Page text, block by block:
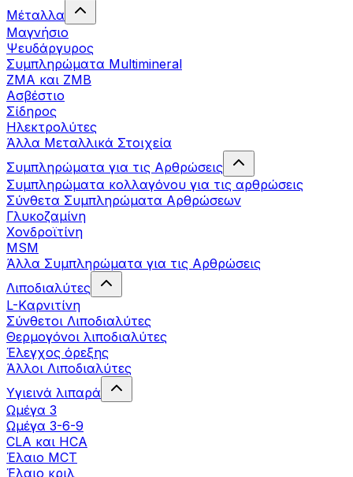
Μέταλλα
Μαγνήσιο
Ψευδάργυρος
Συμπληρώματα Multimineral
ZMA και ZMB
Ασβέστιο
Σίδηρος
Ηλεκτρολύτες
Άλλα Mεταλλικά Στοιχεία
Συμπληρώματα για τις Αρθρώσεις
Συμπληρώματα κολλαγόνου για τις αρθρώσεις
Σύνθετα Συμπληρώματα Αρθρώσεων
Γλυκοζαμίνη
Χονδροϊτίνη
MSM
Άλλα Συμπληρώματα για τις Αρθρώσεις
Λιποδιαλύτες
L-Kαρνιτίνη
Σύνθετοι Λιποδιαλύτες
Θερμογόνοι λιποδιαλύτες
Έλεγχος όρεξης
Άλλοι Λιποδιαλύτες
Υγιεινά λιπαρά
Ωμέγα 3
Ωμέγα 3-6-9
CLA και HCA
Έλαιο MCT
Έλαιο κριλ